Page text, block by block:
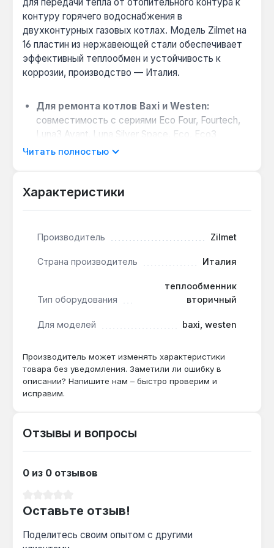
для передачи тепла от отопительного контура к
контуру горячего водоснабжения в
двухконтурных газовых котлах. Модель Zilmet на
16 пластин из нержавеющей стали обеспечивает
эффективный теплообмен и устойчивость к
коррозии, производство — Италия.
Для ремонта котлов Baxi и Westen:
совместимость с сериями Eco Four, Fourtech,
Luna3 Avant, Luna Silver Space, Eco, Eco3
Compact, Eco 3, Luna, Luna 3 Comfort, а также
снижении производительности ГВС.
быстрого нагрева воды без значительных
Материал — нержавеющая сталь: устойчив
к коррозии и накипи, что продлевает срок
службы узла в условиях жёсткой воды.
Теплообменник предназначен для сервисной
горячей воды в двухконтурных котлах Baxi и
Westen. Производство — Италия. Гарантия 1 год,
доставка по Украине.
Да — модель совместима с серией Eco Four,
обеспечивают эффективный нагрев воды для
При появлении течи или снижении
Читать полностью
Характеристики
Производитель Zilmet
Страна производитель Италия
Тип оборудования
теплообменник
вторичный
Для моделей baxi, westen
Производитель может изменять характеристики
товара без уведомления. Заметили ли ошибку в
описании? Напишите нам – быстро проверим и
исправим.
Отзывы и вопросы
0 из 0 отзывов
Оставьте отзыв!
Поделитесь своим опытом с другими